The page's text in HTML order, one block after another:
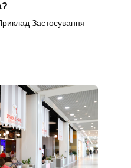
Застосування